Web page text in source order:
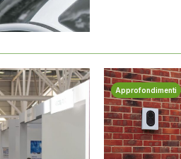
Approfondimenti